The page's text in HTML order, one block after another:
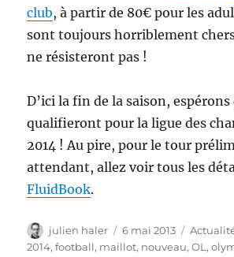
club, à partir de 80€ pour les
sont toujours horriblement
ne résisteront pas !
D’ici la fin de la saison, espérons
qualifieront pour la ligue des
2014 ! Au pire, pour le tour
attendant, allez voir tous les
FluidBook.
Auteur
julien haler
Publié
le
6 mai 2013
2014,football, maillot, nouveau,OL,